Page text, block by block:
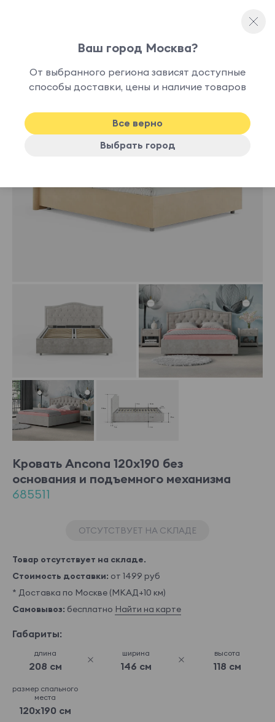
наличии
Кровать Ancona 120x190 без
основания и подъемного механизма
685511
ОТСУТСТВУЕТ НА СКЛАДЕ
Товар отсутствует на складе.
Стоимость доставки: от 1499 руб
* Доставка по Москве (МКАД+10 км)
Самовывоз: бесплатно Найти на карте
Габариты:
длина
208 см
ширина
146 см
высота
118 см
размер спального
места
120x190 см
Ваш город Москва?
От выбранного региона зависят доступные
способы доставки, цены и наличие товаров
Все верно
Выбрать город